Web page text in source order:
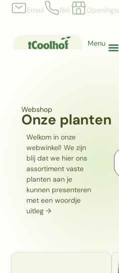
Email Bel.
Menu
Webshop
Onze planten
Welkom in onze
webwinkel! We zijn
blij dat we hier ons
assortiment vaste
planten aan je
kunnen presenteren
met een woordje
uitleg →